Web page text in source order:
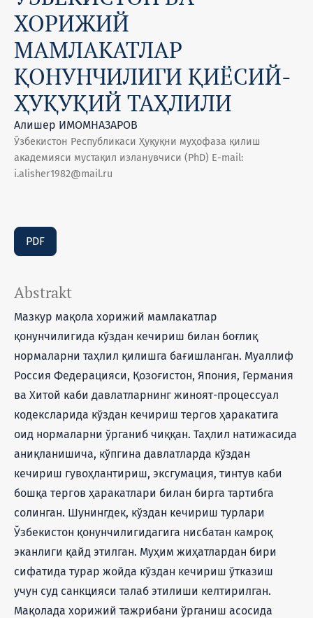
ХОРИЖИЙ
МАМЛАКАТЛАР
ҚОНУНЧИЛИГИ ҚИЁСИЙ-
ҲУҚУҚИЙ ТАҲЛИЛИ
Алишер ИМОМНАЗАРОВ
Ўзбекистон Республикаси Ҳуқуқни муҳофаза қилиш
академияси мустақил изланувчиси (PhD) E-mail:
i.alisher1982@mail.ru
PDF
Abstrakt
Мазкур мақола хорижий мамлакатлар
қонунчилигида кўздан кечириш билан боғлиқ
нормаларни таҳлил қилишга бағишланган. Муаллиф
Россия Федерацияси, Қозоғистон, Япония, Германия
ва Хитой каби давлатларнинг жиноят-процессуал
кодексларида кўздан кечириш тергов ҳаракатига
оид нормаларни ўрганиб чиққан. Таҳлил натижасида
аниқланишича, кўпгина давлатларда кўздан
кечириш гувоҳлантириш, эксгумация, тинтув каби
бошқа тергов ҳаракатлари билан бирга тартибга
солинган. Шунингдек, кўздан кечириш турлари
Ўзбекистон қонунчилигидагига нисбатан камроқ
эканлиги қайд этилган. Муҳим жиҳатлардан бири
сифатида турар жойда кўздан кечириш ўтказиш
учун суд санкцияси талаб этилиши келтирилган.
Мақолада хорижий тажрибани ўрганиш асосида